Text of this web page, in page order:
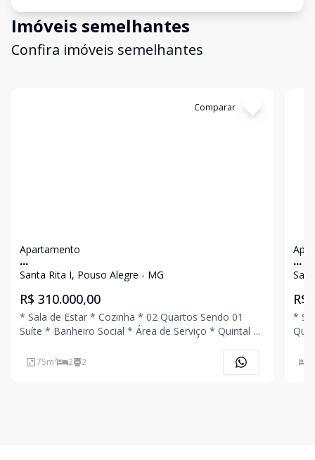
Imóveis semelhantes
Confira imóveis semelhantes
Comparar
Apartamento
...
Santa Rita I, Pouso Alegre - MG
R$ 310.000,00
* Sala de Estar * Cozinha * 02 Quartos Sendo 01
Suíte * Banheiro Social * Área de Serviço * Quintal *
Uma Visita!!!
75m² 2 2
...
R$
*